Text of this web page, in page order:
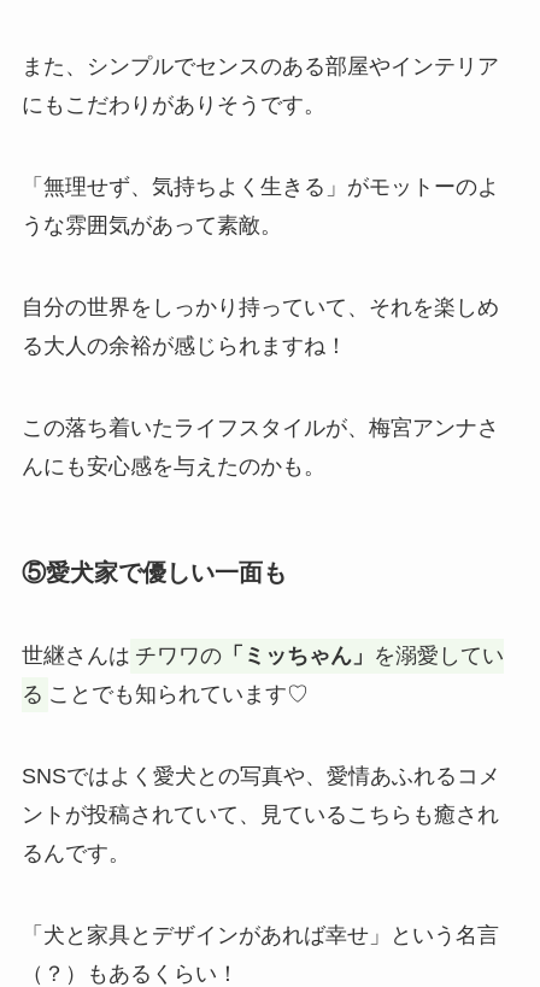
また、シンプルでセンスのある部屋やインテリア
にもこだわりがありそうです。
「無理せず、気持ちよく生きる」がモットーのよ
うな雰囲気があって素敵。
自分の世界をしっかり持っていて、それを楽しめ
る大人の余裕が感じられますね！
この落ち着いたライフスタイルが、梅宮アンナさ
んにも安心感を与えたのかも。
⑤愛犬家で優しい一面も
世継さんは チワワの 「ミッちゃん」 を溺愛してい
る ことでも知られています♡
SNSではよく愛犬との写真や、愛情あふれるコメ
ントが投稿されていて、見ているこちらも癒され
るんです。
「犬と家具とデザインがあれば幸せ」という名言
（？）もあるくらい！